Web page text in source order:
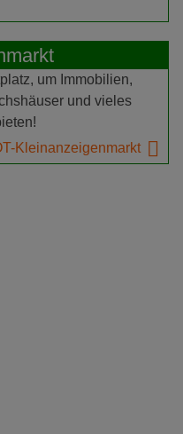
um Immobilien,
und vieles
Kleinanzeigenmarkt